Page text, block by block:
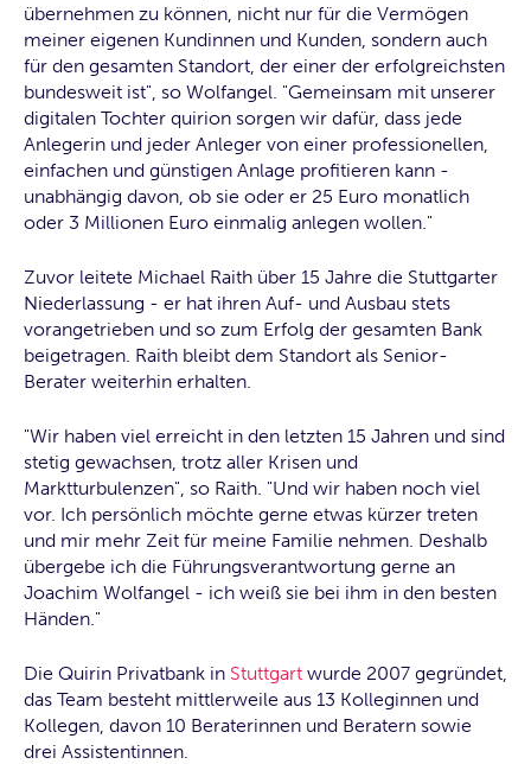
übernehmen zu können, nicht nur für die Vermögen
meiner eigenen Kundinnen und Kunden, sondern auch
für den gesamten Standort, der einer der erfolgreichsten
bundesweit ist", so Wolfangel. "Gemeinsam mit unserer
digitalen Tochter quirion sorgen wir dafür, dass jede
Anlegerin und jeder Anleger von einer professionellen,
einfachen und günstigen Anlage profitieren kann -
unabhängig davon, ob sie oder er 25 Euro monatlich
oder 3 Millionen Euro einmalig anlegen wollen."
Zuvor leitete Michael Raith über 15 Jahre die Stuttgarter
Niederlassung - er hat ihren Auf- und Ausbau stets
vorangetrieben und so zum Erfolg der gesamten Bank
beigetragen. Raith bleibt dem Standort als Senior-
Berater weiterhin erhalten.
"Wir haben viel erreicht in den letzten 15 Jahren und sind
stetig gewachsen, trotz aller Krisen und
Marktturbulenzen", so Raith. "Und wir haben noch viel
vor. Ich persönlich möchte gerne etwas kürzer treten
und mir mehr Zeit für meine Familie nehmen. Deshalb
übergebe ich die Führungsverantwortung gerne an
Joachim Wolfangel - ich weiß sie bei ihm in den besten
Händen."
Die Quirin Privatbank in Stuttgart wurde 2007 gegründet,
das Team besteht mittlerweile aus 13 Kolleginnen und
Kollegen, davon 10 Beraterinnen und Beratern sowie
drei Assistentinnen.